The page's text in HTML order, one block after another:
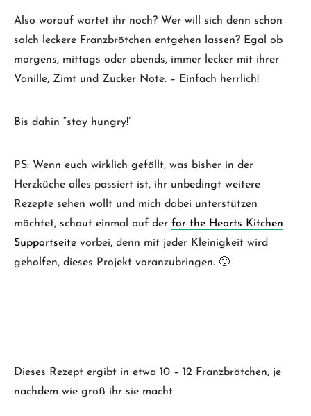
Also worauf wartet ihr noch? Wer will sich denn schon
solch leckere Franzbrötchen entgehen lassen? Egal ob
morgens, mittags oder abends, immer lecker mit ihrer
Vanille, Zimt und Zucker Note. – Einfach herrlich!
Bis dahin “stay hungry!”
PS: Wenn euch wirklich gefällt, was bisher in der
Herzküche alles passiert ist, ihr unbedingt weitere
Rezepte sehen wollt und mich dabei unterstützen
möchtet, schaut einmal auf der for the Hearts Kitchen
Supportseite vorbei, denn mit jeder Kleinigkeit wird
geholfen, dieses Projekt voranzubringen. 🙂
Dieses Rezept ergibt in etwa 10 – 12 Franzbrötchen, je
nachdem wie groß ihr sie macht